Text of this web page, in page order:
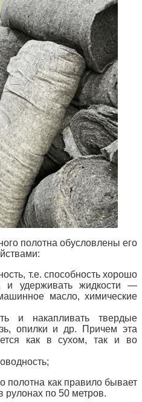
полотна обусловлены его
т.е. способность хорошо
и удерживать жидкости —
масло, химические
и накапливать твердые
опилки и др. Причем эта
как в сухом,так и во
полотна как правило бывает
рулонах по 50 метров.